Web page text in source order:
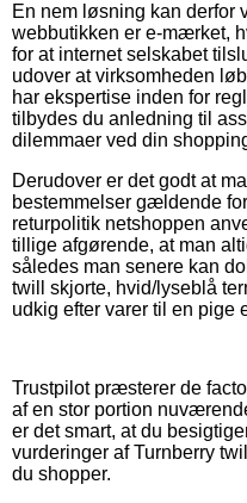
En nem løsning kan derfor
webbutikken er e-mærket,
for at internet selskabet
udover at virksomheden
har ekspertise inden for
tilbydes du anledning til
dilemmaer ved din
Derudover er det godt at
bestemmelser gældende
returpolitik netshoppen
tillige afgørende, at man
således man senere kan
twill skjorte, hvid/lyseblå
udkig efter varer til en pige
Trustpilot præsterer de
af en stor portion
er det smart, at du
vurderinger af Turnberry
du shopper.